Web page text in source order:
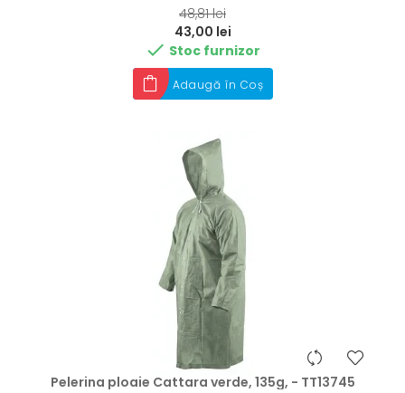
48,81 lei
43,00 lei
 Stoc furnizor
Adaugă în Coș
Pelerina ploaie Cattara verde, 135g, - TT13745